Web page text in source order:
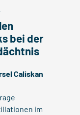
bei der
Caliskan
im